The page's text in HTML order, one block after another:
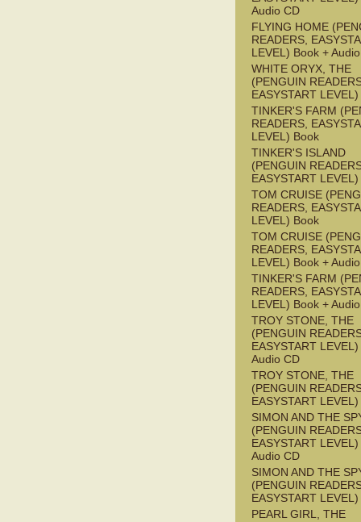
Audio CD
FLYING HOME
READERS,
LEVEL) Book +
WHITE ORYX, THE
(PENGUIN
EASYSTART
TINKER'S FARM
READERS,
LEVEL) Book
TINKER'S ISLAND
(PENGUIN
EASYSTART
TOM CRUISE
READERS,
LEVEL) Book
TOM CRUISE
READERS,
LEVEL) Book +
TINKER'S FARM
READERS,
LEVEL) Book +
TROY STONE, THE
(PENGUIN
EASYSTART
Audio CD
TROY STONE, THE
(PENGUIN
EASYSTART
SIMON AND THE
(PENGUIN
EASYSTART
Audio CD
SIMON AND THE
(PENGUIN
EASYSTART
PEARL GIRL, THE